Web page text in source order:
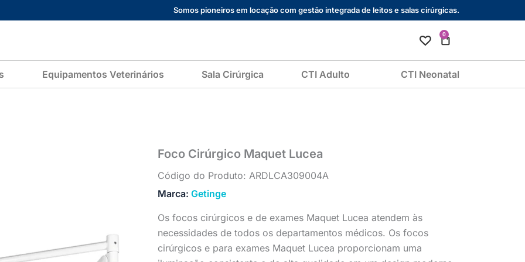
Somos pioneiros em locação com gestão integrada de leitos e salas cirúrgicas.
0
Cart
Equipamentos Veterinários Sala Cirúrgica CTI Adulto CTI Neonatal
Foco Cirúrgico Maquet Lucea
Código do Produto: ARDLCA309004A
Marca: Getinge
Os focos cirúrgicos e de exames Maquet Lucea atendem às
necessidades de todos os departamentos médicos. Os focos
cirúrgicos e para exames Maquet Lucea proporcionam uma
Foco
Cirúrgico